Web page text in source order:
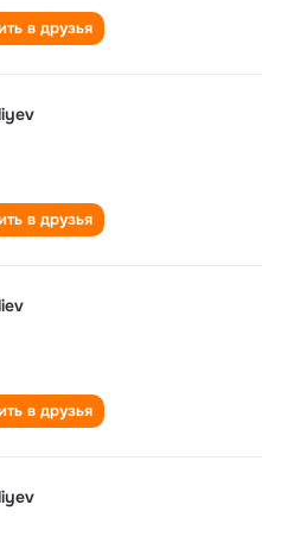
в друзья
в друзья
в друзья